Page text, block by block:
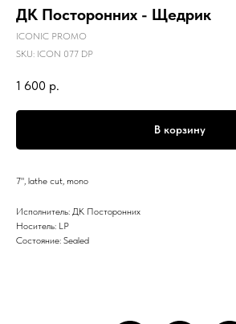
ДК Посторонних - Щедрик
ICONIC PROMO
SKU: ICON 077 DP
1 600 р.
В корзину
7", lathe cut, mono
Исполнитель: ДК Посторонних
Носитель: LP
Состояние: Sealed